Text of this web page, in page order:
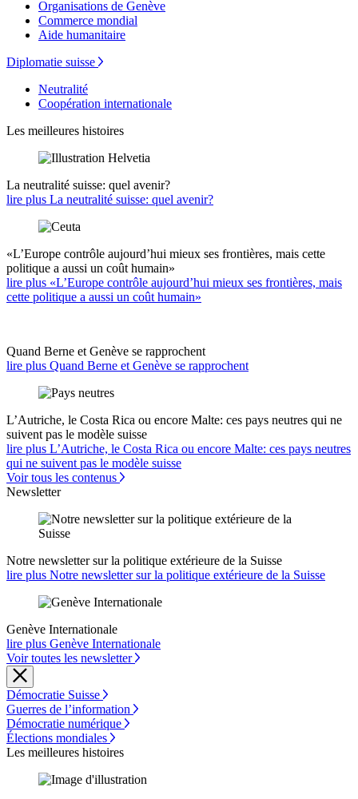
Organisations de Genève
Commerce mondial
Aide humanitaire
Diplomatie suisse
Neutralité
Coopération internationale
Les meilleures histoires
La neutralité suisse: quel avenir?
lire plus La neutralité suisse: quel avenir?
«L’Europe contrôle aujourd’hui mieux ses frontières, mais cette
politique a aussi un coût humain»
lire plus «L’Europe contrôle aujourd’hui mieux ses frontières, mais
cette politique a aussi un coût humain»
Quand Berne et Genève se rapprochent
lire plus Quand Berne et Genève se rapprochent
L’Autriche, le Costa Rica ou encore Malte: ces pays neutres qui ne
suivent pas le modèle suisse
lire plus L’Autriche, le Costa Rica ou encore Malte: ces pays neutres
qui ne suivent pas le modèle suisse
Voir tous les contenus
Newsletter
Notre newsletter sur la politique extérieure de la Suisse
lire plus Notre newsletter sur la politique extérieure de la Suisse
Genève Internationale
lire plus Genève Internationale
Voir toutes les newsletter
Démocratie Suisse
Guerres de l’information
Démocratie numérique
Élections mondiales
Les meilleures histoires